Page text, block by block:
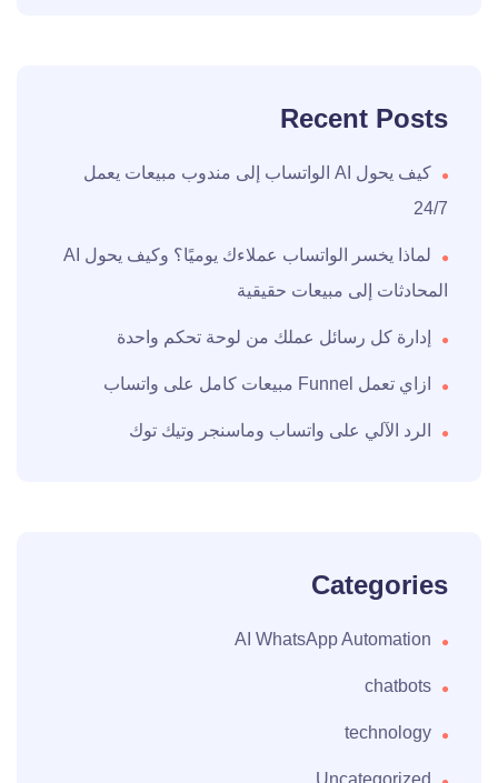
Recent Posts
كيف يحول AI الواتساب إلى مندوب مبيعات يعمل
24/7
لماذا يخسر الواتساب عملاءك يوميًا؟ وكيف يحول AI
المحادثات إلى مبيعات حقيقية
إدارة كل رسائل عملك من لوحة تحكم واحدة
ازاي تعمل Funnel مبيعات كامل على واتساب
الرد الآلي على واتساب وماسنجر وتيك توك
Categories
AI WhatsApp Automation
chatbots
technology
Uncategorized